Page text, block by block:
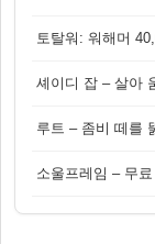
소울프레임 – 무